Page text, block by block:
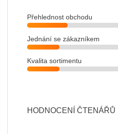
Přehlednost obchodu
Jednání se zákazníkem
Kvalita sortimentu
HODNOCENÍ ČTENÁŘŮ